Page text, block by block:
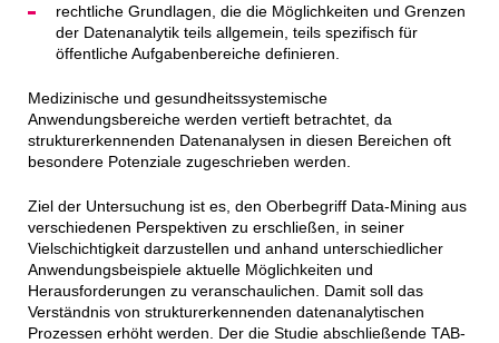
rechtliche Grundlagen, die die Möglichkeiten und Grenzen
der Datenanalytik teils allgemein, teils spezifisch für
öffentliche Aufgabenbereiche definieren.
Medizinische und gesundheitssystemische
Anwendungsbereiche werden vertieft betrachtet, da
strukturerkennenden Datenanalysen in diesen Bereichen oft
besondere Potenziale zugeschrieben werden.
Ziel der Untersuchung ist es, den Oberbegriff Data-Mining aus
verschiedenen Perspektiven zu erschließen, in seiner
Vielschichtigkeit darzustellen und anhand unterschiedlicher
Anwendungsbeispiele aktuelle Möglichkeiten und
Herausforderungen zu veranschaulichen. Damit soll das
Verständnis von strukturerkennenden datenanalytischen
Prozessen erhöht werden. Der die Studie abschließende TAB-